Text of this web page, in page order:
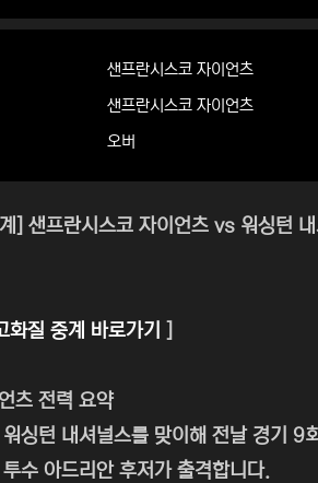
샌프란시스코 자이언츠
샌프란시스코 자이언츠
오버
] 샌프란시스코 자이언츠 vs 워싱턴
화질 중계 바로가기
츠 전력 요약
싱턴 내셔널스를 맞이해 전날 경기
수 아드리안 후저가 출격합니다.